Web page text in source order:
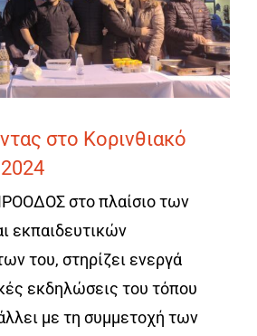
στο Κορινθιακό
στο πλαίσιο των
εκπαιδευτικών
του, στηρίζει ενεργά
εκδηλώσεις του τόπου
με τη συμμετοχή των